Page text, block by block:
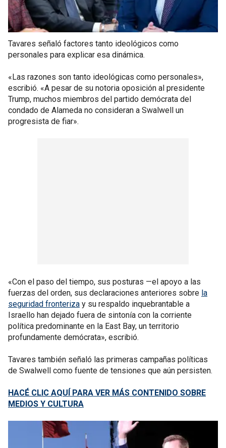
Tavares señaló factores tanto ideológicos como
personales para explicar esa dinámica.
«Las razones son tanto ideológicas como personales»,
escribió. «A pesar de su notoria oposición al presidente
Trump, muchos miembros del partido demócrata del
condado de Alameda no consideran a Swalwell un
progresista de fiar».
«Con el paso del tiempo, sus posturas —el apoyo a las
fuerzas del orden, sus declaraciones anteriores sobre la
seguridad fronteriza y su respaldo inquebrantable a
Israello han dejado fuera de sintonía con la corriente
política predominante en la East Bay, un territorio
profundamente demócrata», escribió.
Tavares también señaló las primeras campañas políticas
de Swalwell como fuente de tensiones que aún persisten.
HACÉ CLIC AQUÍ PARA VER MÁS CONTENIDO SOBRE
MEDIOS Y CULTURA